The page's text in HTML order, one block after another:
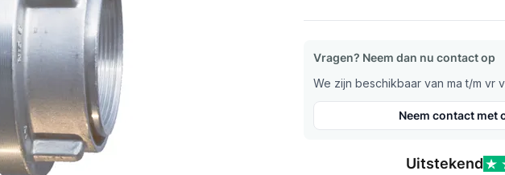
Vragen? Neem dan nu contact op
We zijn beschikbaar van ma t/m vr
Neem contact met
Uitstekend